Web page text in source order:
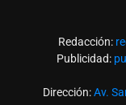
Redacción:
Publicidad:
Dirección:Av.